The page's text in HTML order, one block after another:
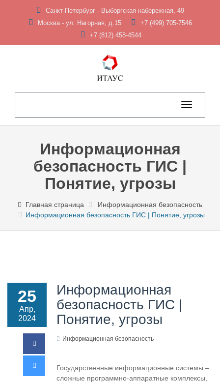
Санкт-Петербург - Выборгская набережная, 49
Москва - ул. Нагорная, д.15
+7 (499) 705-7546
+7 (812) 458-4544
Toggle
navigation
Информационная
безопасность ГИС |
Понятие, угрозы
Главная страница
Информационная безопасность
Информационная безопасность ГИС | Понятие, угрозы
25
Апр,
2024
Информационная
безопасность ГИС |
Понятие, угрозы
Информационная безопасность
Государственные информационные системы –
сложные программно-аппаратные комплексы,